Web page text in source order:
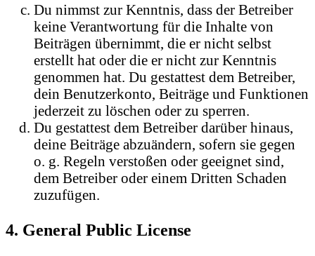
Du nimmst zur Kenntnis, dass der Betreiber
keine Verantwortung für die Inhalte von
Beiträgen übernimmt, die er nicht selbst
erstellt hat oder die er nicht zur Kenntnis
genommen hat. Du gestattest dem Betreiber,
dein Benutzerkonto, Beiträge und Funktionen
jederzeit zu löschen oder zu sperren.
Du gestattest dem Betreiber darüber hinaus,
deine Beiträge abzuändern, sofern sie gegen
o. g. Regeln verstoßen oder geeignet sind,
dem Betreiber oder einem Dritten Schaden
zuzufügen.
4. General Public License